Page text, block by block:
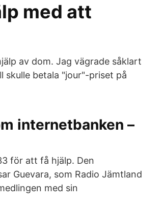
med att
av dom. Jag vägrade såklart
skulle betala "jour"-priset på
internetbanken –
för att få hjälp. Den
Guevara, som Radio Jämtland
med sin